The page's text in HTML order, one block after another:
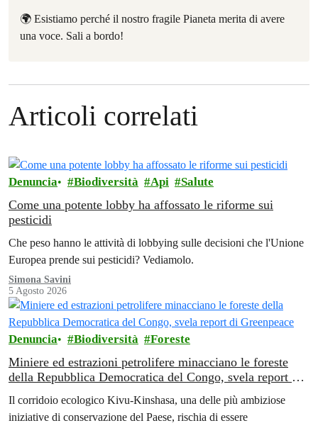
🌍 Esistiamo perché il nostro fragile Pianeta merita di avere
una voce. Sali a bordo!
Articoli correlati
Denuncia Biodiversità Api Salute
Come una potente lobby ha affossato le riforme sui
pesticidi
Che peso hanno le attività di lobbying sulle decisioni che l'Unione
Europea prende sui pesticidi? Vediamolo.
Simona Savini
5 Agosto 2026
Denuncia Biodiversità Foreste
Miniere ed estrazioni petrolifere minacciano le foreste
della Repubblica Democratica del Congo, svela report di
Il corridoio ecologico Kivu-Kinshasa, una delle più ambiziose
iniziative di conservazione del Paese, rischia di essere